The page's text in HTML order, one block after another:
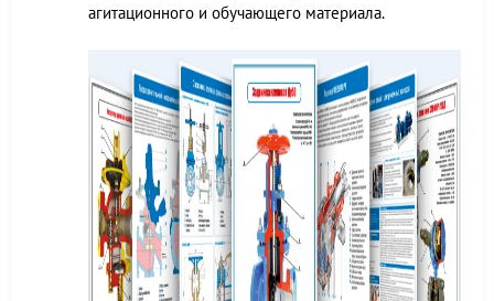
агитационного и обучающего материала.